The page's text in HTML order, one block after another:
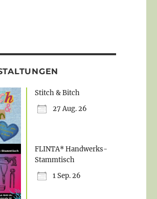
Stitch & Bitch
27 Aug. 26
FLINTA* Handwerks-
Stammtisch
1 Sep. 26